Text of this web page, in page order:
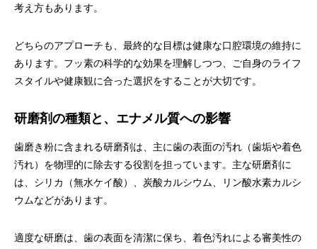
考え方もあります。
どちらのアプローチも、最終的な目標は健康な口腔環境の維持に
あります。フッ素の科学的な効果を理解しつつ、ご自身のライフ
スタイルや健康観に合った選択をすることが大切です。
研磨剤の種類と、エナメル質への影響
歯磨き粉に含まれる研磨剤は、主に歯の表面の汚れ（歯垢や着色
汚れ）を物理的に除去する役割を担っています。主な研磨剤に
は、シリカ（無水ケイ酸）、炭酸カルシウム、リン酸水素カルシ
ウムなどがあります。
適度な研磨は、歯の表面を清潔に保ち、着色汚れによる審美性の